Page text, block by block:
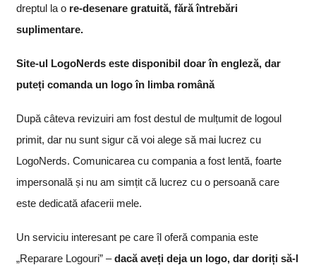
dreptul la o re-desenare gratuită, fără întrebări
suplimentare.
Site-ul LogoNerds este disponibil doar în engleză, dar
puteți comanda un logo în limba română
După câteva revizuiri am fost destul de mulțumit de logoul
primit, dar nu sunt sigur că voi alege să mai lucrez cu
LogoNerds. Comunicarea cu compania a fost lentă, foarte
impersonală și nu am simțit că lucrez cu o persoană care
este dedicată afacerii mele.
Un serviciu interesant pe care îl oferă compania este
„Reparare Logouri” –dacă aveți deja un logo, dar doriți să-l